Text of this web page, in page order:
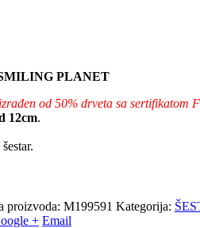
PLANET
od 50% drveta sa sertifikatom
12cm.
proizvoda: M199591 Kategorija:
+ Email